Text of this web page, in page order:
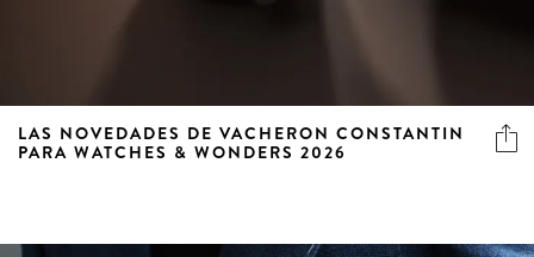
LAS NOVEDADES DE VACHERON CONSTANTIN
PARA WATCHES & WONDERS 2026